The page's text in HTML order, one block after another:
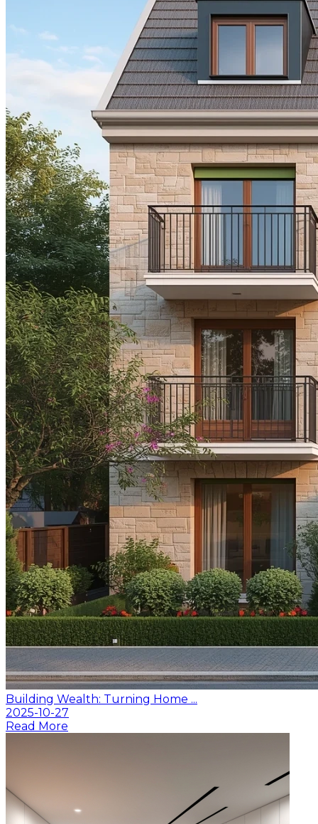
Building Wealth: Turning Home ...
2025-10-27
Read More